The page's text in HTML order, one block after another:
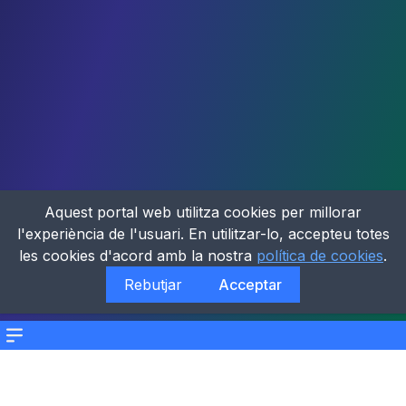
Menu
Aquest portal web utilitza cookies per millorar
l'experiència de l'usuari. En utilitzar-lo, accepteu totes
les cookies d'acord amb la nostra política de cookies.
Rebutjar
Acceptar